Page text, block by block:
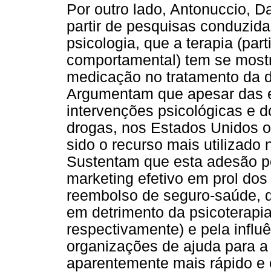
Por outro lado, Antonuccio,
partir de pesquisas
psicologia, que a terapia
comportamental) tem se
medicação no tratamento da
Argumentam que apesar
intervenções psicológicas e
drogas, nos Estados Unidos
sido o recurso mais utilizado
Sustentam que esta adesão
marketing efetivo em prol
reembolso de seguro-saúde,
em detrimento da
respectivamente) e pela
organizações de ajuda para
aparentemente mais rápido e